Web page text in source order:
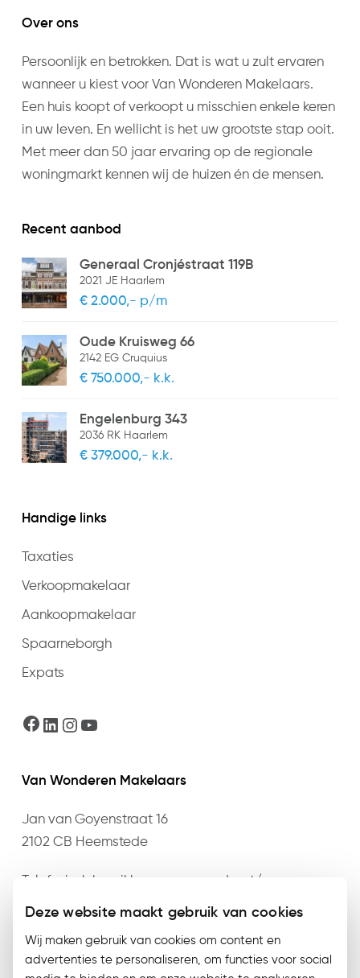
Deze website maakt gebruik van cookies
Wij maken gebruik van cookies om content en
advertenties te personaliseren, om functies voor social
Over ons
Persoonlijk en betrokken. Dat is wat u zult ervaren
wanneer u kiest voor Van Wonderen Makelaars.
Een huis koopt of verkoopt u misschien enkele keren
in uw leven. En wellicht is het uw grootste stap ooit.
Met meer dan 50 jaar ervaring op de regionale
woningmarkt kennen wij de huizen én de mensen.
Recent aanbod
Generaal Cronjéstraat 119B
2021 JE Haarlem
€ 2.000,- p/m
Oude Kruisweg 66
2142 EG Cruquius
€ 750.000,- k.k.
Engelenburg 343
2036 RK Haarlem
€ 379.000,- k.k.
Handige links
Taxaties
Verkoopmakelaar
Aankoopmakelaar
Spaarneborgh
Expats
Facebook
LinkedIn
Instagram
Van Wonderen Makelaars
Jan van Goyenstraat 16
2102 CB Heemstede
Telefonisch bereikbaar op maandag t/m
donderdag van 09:00 t/m 17:30 en vrijdag van
mailinfo@vanwonderen.nl.